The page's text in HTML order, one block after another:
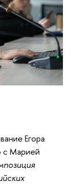
Егора
с Марией